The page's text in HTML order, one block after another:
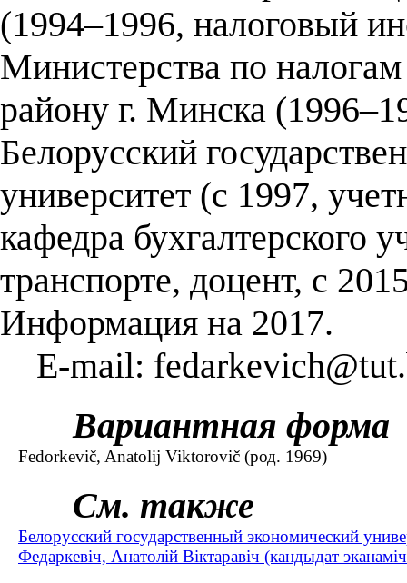
(1994–1996, налоговый
Министерства по
району г. Минска
Белорусский
университет (с 1997,
кафедра бухгалтерского
транспорте, доцент, с
Информация на 2017.
E-mail:
Вариантная форма
Fedorkevič, Anatolij Viktorovič (род. 1969)
См. также
Белорусский государственный экономический
Федаркевіч, Анатолій Віктаравіч (кандыдат